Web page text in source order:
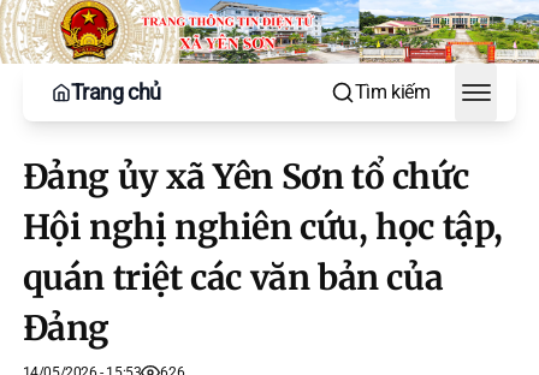
Trang chủ Tìm kiếm
Toggle
Đảng ủy xã Yên Sơn tổ chức
Hội nghị nghiên cứu, học tập,
quán triệt các văn bản của
Đảng